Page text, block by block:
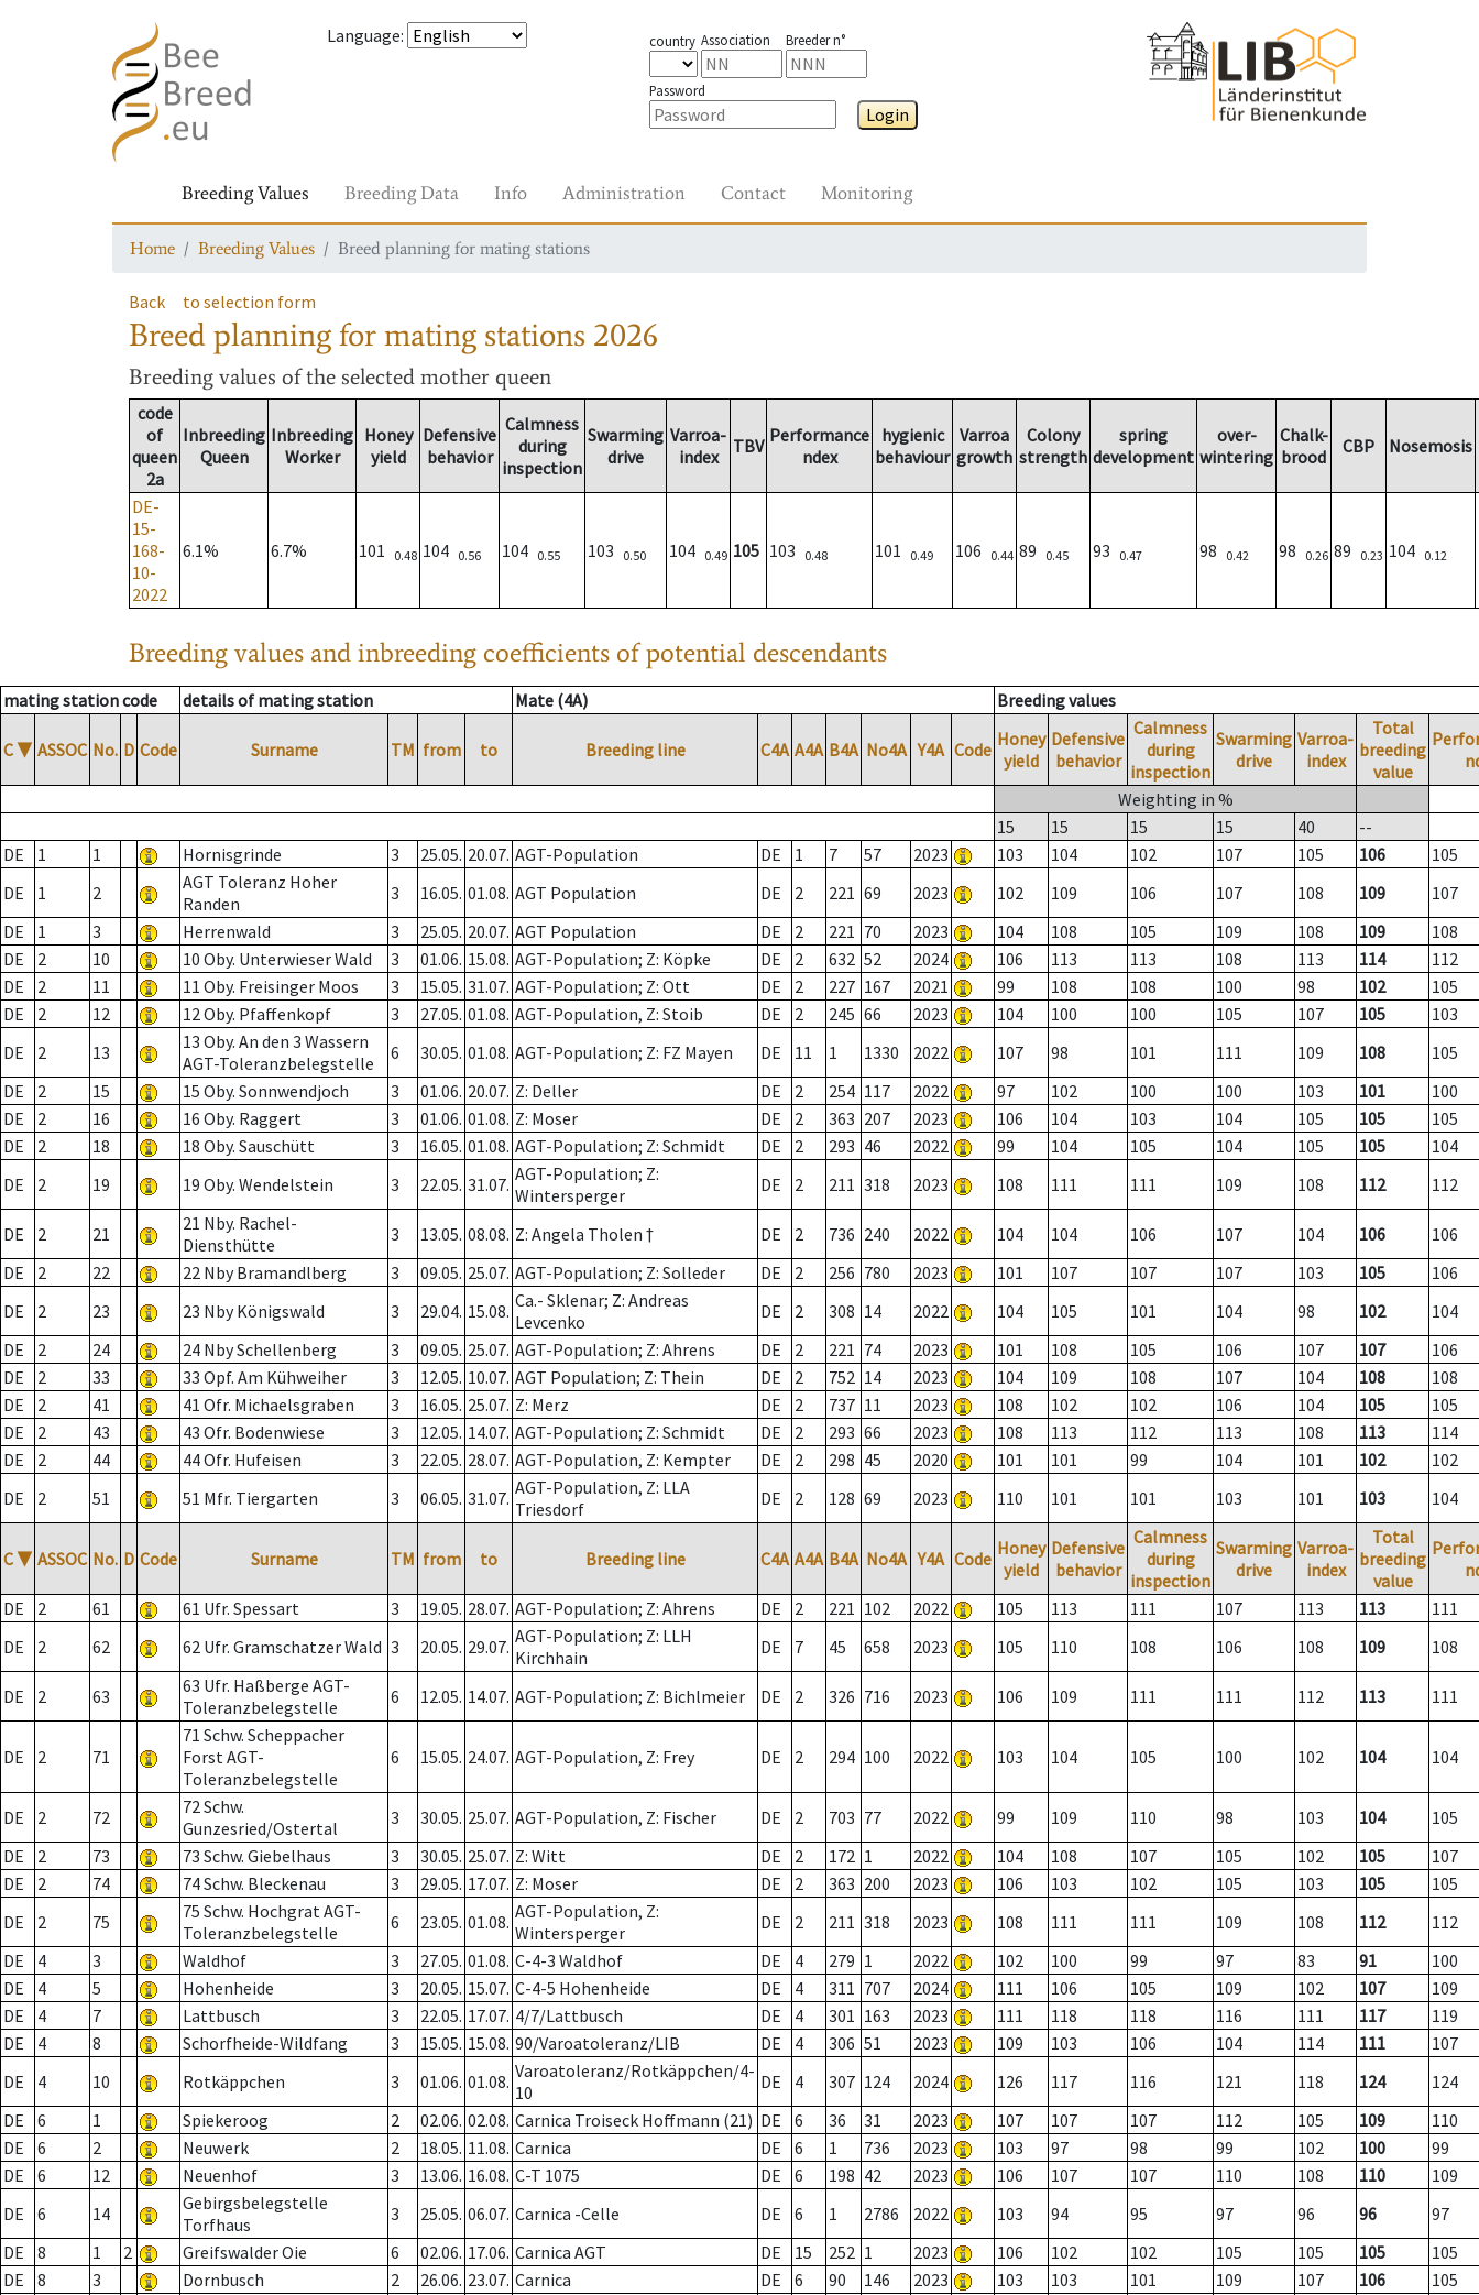
Language: country Association Breeder n°
Password
Login
Breeding Values Breeding Data Info Administration Contact Monitoring
Home Breeding Values Breed planning for mating stations
Back to selection form
Breed planning for mating stations 2026
Breeding values of the selected mother queen
code
of
queen
2a
Inbreeding
Queen
Inbreeding
Worker
Honey
yield
Defensive
behavior
Calmness
during
inspection
Swarming
drive
Varroa-
index
TBV Performance
ndex
hygienic
behaviour
Varroa
growth
Colony
strength
spring
development
over-
wintering
Chalk-
brood
CBP Nosemosis
DE-
15-
168-
10-
2022
6.1% 6.7% 101 0.48 104 0.56 104 0.55 103 0.50 104 0.49 105 103 0.48 101 0.49 106 0.44 89 0.45 93 0.47 98 0.42 98 0.26 89 0.23 104 0.12
Breeding values and inbreeding coefficients of potential descendants
mating station code details of mating station Mate (4A) Breeding values
C ▼ ASSOC No. D Code Surname TM from to Breeding line C4A A4A B4A No4A Y4A Code Honey
yield
Defensive
behavior
Calmness
during
inspection
Swarming
drive
Varroa-
index
Total
breeding
value
Weighting in %
15
15 15 15 40
--
DE
1 1 Hornisgrinde 3 25.05. 20.07. AGT-Population DE 1 7 57 2023 103 104 102 107 105 106
105
DE
1 2
AGT Toleranz Hoher
Randen
3 16.05. 01.08. AGT Population DE 2 221 69 2023 102 109 106 107 108 109
107
DE
1 3 Herrenwald 3 25.05. 20.07. AGT Population DE 2 221 70 2023 104 108 105 109 108 109
108
DE
2 10 10 Oby. Unterwieser Wald 3 01.06. 15.08. AGT-Population; Z: Köpke DE 2 632 52 2024 106 113 113 108 113 114
112
DE
2 11 11 Oby. Freisinger Moos 3 15.05. 31.07. AGT-Population; Z: Ott DE 2 227 167 2021 99 108 108 100 98 102
105
DE
2 12 12 Oby. Pfaffenkopf 3 27.05. 01.08. AGT-Population, Z: Stoib DE 2 245 66 2023 104 100 100 105 107 105
103
DE
2 13
13 Oby. An den 3 Wassern
AGT-Toleranzbelegstelle
6 30.05. 01.08. AGT-Population; Z: FZ Mayen DE 11 1 1330 2022 107 98 101 111 109 108
105
DE
2 15 15 Oby. Sonnwendjoch 3 01.06. 20.07. Z: Deller DE 2 254 117 2022 97 102 100 100 103 101
100
DE
2 16 16 Oby. Raggert 3 01.06. 01.08. Z: Moser DE 2 363 207 2023 106 104 103 104 105 105
105
DE
2 18 18 Oby. Sauschütt 3 16.05. 01.08. AGT-Population; Z: Schmidt DE 2 293 46 2022 99 104 105 104 105 105
104
DE
2 19 19 Oby. Wendelstein 3 22.05. 31.07. AGT-Population; Z:
Wintersperger
DE 2 211 318 2023 108 111 111 109 108 112 112
DE 2 21
21 Nby. Rachel-
Diensthütte
3 13.05. 08.08. Z: Angela Tholen † DE 2 736 240 2022 104 104 106 107 104 106
106
DE
2 22 22 Nby Bramandlberg 3 09.05. 25.07. AGT-Population; Z: Solleder DE 2 256 780 2023 101 107 107 107 103 105
106
DE
2 23 23 Nby Königswald 3 29.04. 15.08. Ca.- Sklenar; Z: Andreas
Levcenko
DE 2 308 14 2022 104 105 101 104 98 102
104
DE
2 24 24 Nby Schellenberg 3 09.05. 25.07. AGT-Population; Z: Ahrens DE 2 221 74 2023 101 108 105 106 107 107
106
DE
2 33 33 Opf. Am Kühweiher 3 12.05. 10.07. AGT Population; Z: Thein DE 2 752 14 2023 104 109 108 107 104 108
108
DE
2 41 41 Ofr. Michaelsgraben 3 16.05. 25.07. Z: Merz DE 2 737 11 2023 108 102 102 106 104 105
105
DE
2 43 43 Ofr. Bodenwiese 3 12.05. 14.07. AGT-Population; Z: Schmidt DE 2 293 66 2023 108 113 112 113 108 113
114
DE
2 44 44 Ofr. Hufeisen 3 22.05. 28.07. AGT-Population, Z: Kempter DE 2 298 45 2020 101 101 99 104 101 102
102
DE
2 51 51 Mfr. Tiergarten 3 06.05. 31.07. AGT-Population, Z: LLA
Triesdorf
DE 2 128 69 2023 110 101 101 103 101 103 104
C ▼ ASSOC No. D Code Surname TM from to Breeding line C4A A4A B4A No4A Y4A Code Honey
yield
Defensive
behavior
Calmness
during
inspection
Swarming
drive
Varroa-
index
Total
breeding
value
DE
2 61 61 Ufr. Spessart 3 19.05. 28.07. AGT-Population; Z: Ahrens DE 2 221 102 2022 105 113 111 107 113 113
111
DE
2 62 62 Ufr. Gramschatzer Wald 3 20.05. 29.07. AGT-Population; Z: LLH
Kirchhain
DE 7 45 658 2023 105 110 108 106 108 109 108
DE 2 63
63 Ufr. Haßberge AGT-
Toleranzbelegstelle
6 12.05. 14.07. AGT-Population; Z: Bichlmeier DE 2 326 716 2023 106 109 111 111 112 113 111
DE 2 71
71 Schw. Scheppacher
Forst AGT-
Toleranzbelegstelle
6 15.05. 24.07. AGT-Population, Z: Frey DE 2 294 100 2022 103 104 105 100 102 104 104
DE 2 72
72 Schw.
Gunzesried/Ostertal
3 30.05. 25.07. AGT-Population, Z: Fischer DE 2 703 77 2022 99 109 110 98 103 104
105
DE
2 73 73 Schw. Giebelhaus 3 30.05. 25.07. Z: Witt DE 2 172 1 2022 104 108 107 105 102 105
107
DE
2 74 74 Schw. Bleckenau 3 29.05. 17.07. Z: Moser DE 2 363 200 2023 106 103 102 105 103 105
105
DE
2 75
75 Schw. Hochgrat AGT-
Toleranzbelegstelle
6 23.05. 01.08. AGT-Population, Z:
Wintersperger
DE 2 211 318 2023 108 111 111 109 108 112
112
DE
4 3 Waldhof 3 27.05. 01.08. C-4-3 Waldhof DE 4 279 1 2022 102 100 99 97 83 91
100
DE
4 5 Hohenheide 3 20.05. 15.07. C-4-5 Hohenheide DE 4 311 707 2024 111 106 105 109 102 107
109
DE
4 7 Lattbusch 3 22.05. 17.07. 4/7/Lattbusch DE 4 301 163 2023 111 118 118 116 111 117
119
DE
4 8 Schorfheide-Wildfang 3 15.05. 15.08. 90/Varoatoleranz/LIB DE 4 306 51 2023 109 103 106 104 114 111
107
DE
4 10 Rotkäppchen 3 01.06. 01.08. Varoatoleranz/Rotkäppchen/4-
10
DE 4 307 124 2024 126 117 116 121 118 124
124
DE
6 1 Spiekeroog 2 02.06. 02.08. Carnica Troiseck Hoffmann (21) DE 6 36 31 2023 107 107 107 112 105 109
110
DE
6 2 Neuwerk 2 18.05. 11.08. Carnica DE 6 1 736 2023 103 97 98 99 102 100
99
DE
6 12 Neuenhof 3 13.06. 16.08. C-T 1075 DE 6 198 42 2023 106 107 107 110 108 110
109
DE
6 14
Gebirgsbelegstelle
Torfhaus
3 25.05. 06.07. Carnica -Celle DE 6 1 2786 2022 103 94 95 97 96 96
97
DE
8 1 2 Greifswalder Oie 6 02.06. 17.06. Carnica AGT DE 15 252 1 2023 106 102 102 105 105 105
105
DE
8 3 Dornbusch 2 26.06. 23.07. Carnica DE 6 90 146 2023 103 103 101 109 107 106
105